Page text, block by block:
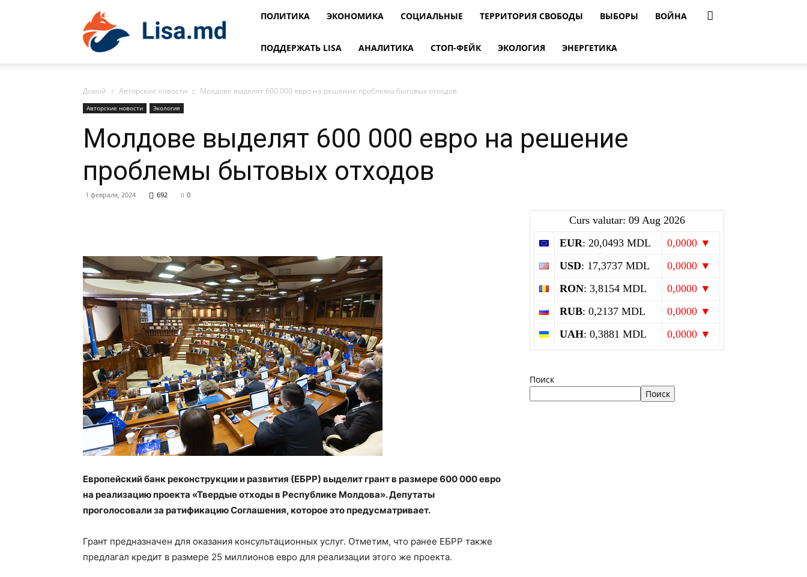
ПОЛИТИКА ЭКОНОМИКА СОЦИАЛЬНЫЕ ТЕРРИТОРИЯ СВОБОДЫ ВЫБОРЫ ВОЙНА
ПОДДЕРЖАТЬ LISA АНАЛИТИКА СТОП-ФЕЙК ЭКОЛОГИЯ ЭНЕРГЕТИКА
Домой Авторские новости Молдове выделят 600 000 евро на решение проблемы бытовых отходов
Авторские новости Экология
Молдове выделят 600 000 евро на решение
проблемы бытовых отходов
1 февраля, 2024 692 0
Европейский банк реконструкции и развития (ЕБРР) выделит грант в размере 600 000 евро
на реализацию проекта «Твердые отходы в Республике Молдова». Депутаты
проголосовали за ратификацию Соглашения, которое это предусматривает.
Грант предназначен для оказания консультационных услуг. Отметим, что ранее ЕБРР также
предлагал кредит в размере 25 миллионов евро для реализации этого же проекта.
Curs valutar: 09 Aug 2026
EUR: 20,0493 MDL
0,0000 ▼
USD: 17,3737 MDL
0,0000 ▼
RON: 3,8154 MDL
0,0000 ▼
RUB: 0,2137 MDL
0,0000 ▼
UAH: 0,3881 MDL 0,0000 ▼
Поиск
Поиск